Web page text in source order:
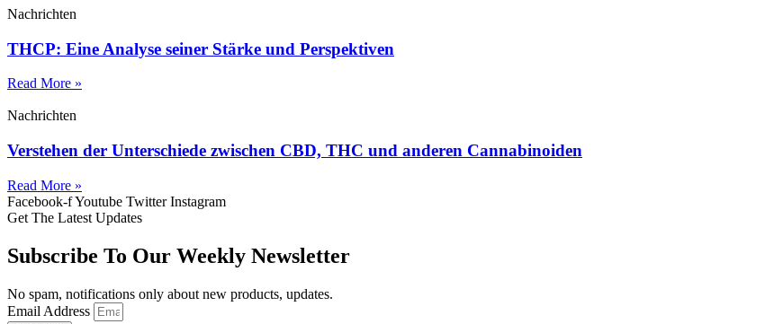
Nachrichten
THCP: Eine Analyse seiner Stärke und Perspektiven
Read More »
Nachrichten
Verstehen der Unterschiede zwischen CBD, THC und anderen Cannabinoiden
Read More »
Facebook-fYoutube Twitter Instagram
Get The Latest Updates
Subscribe To Our Weekly Newsletter
No spam, notifications only about new products, updates.
Email Address